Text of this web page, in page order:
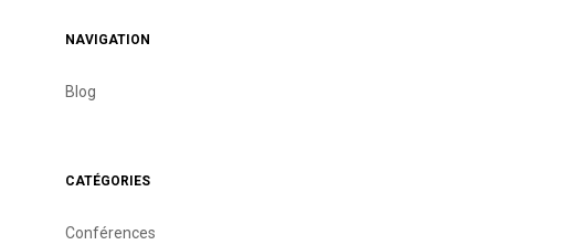
NAVIGATION
Blog
CATÉGORIES
Conférences